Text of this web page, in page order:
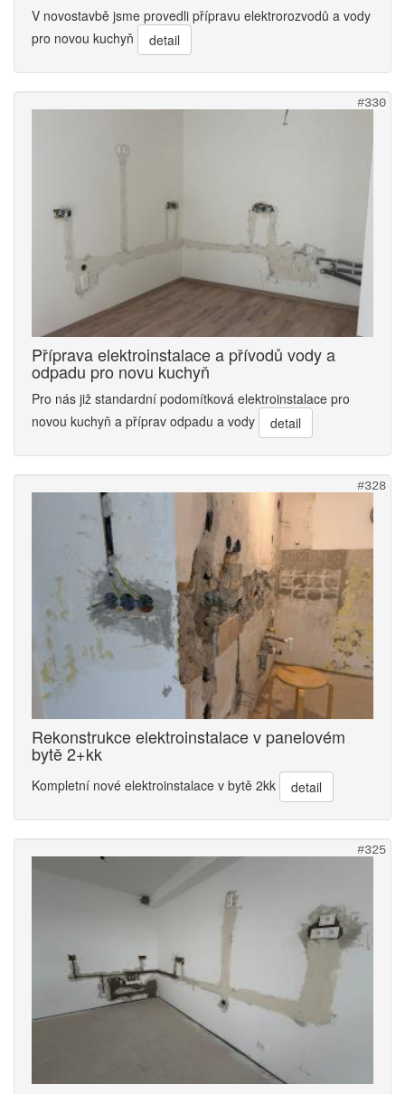
V novostavbě jsme provedli přípravu elektrorozvodů a vody
pro novou kuchyň
detail
#330
Příprava elektroinstalace a přívodů vody a
odpadu pro novu kuchyň
Pro nás již standardní podomítková elektroinstalace pro
novou kuchyň a příprav odpadu a vody
detail
#328
Rekonstrukce elektroinstalace v panelovém
bytě 2+kk
Kompletní nové elektroinstalace v bytě 2kk detail
#325